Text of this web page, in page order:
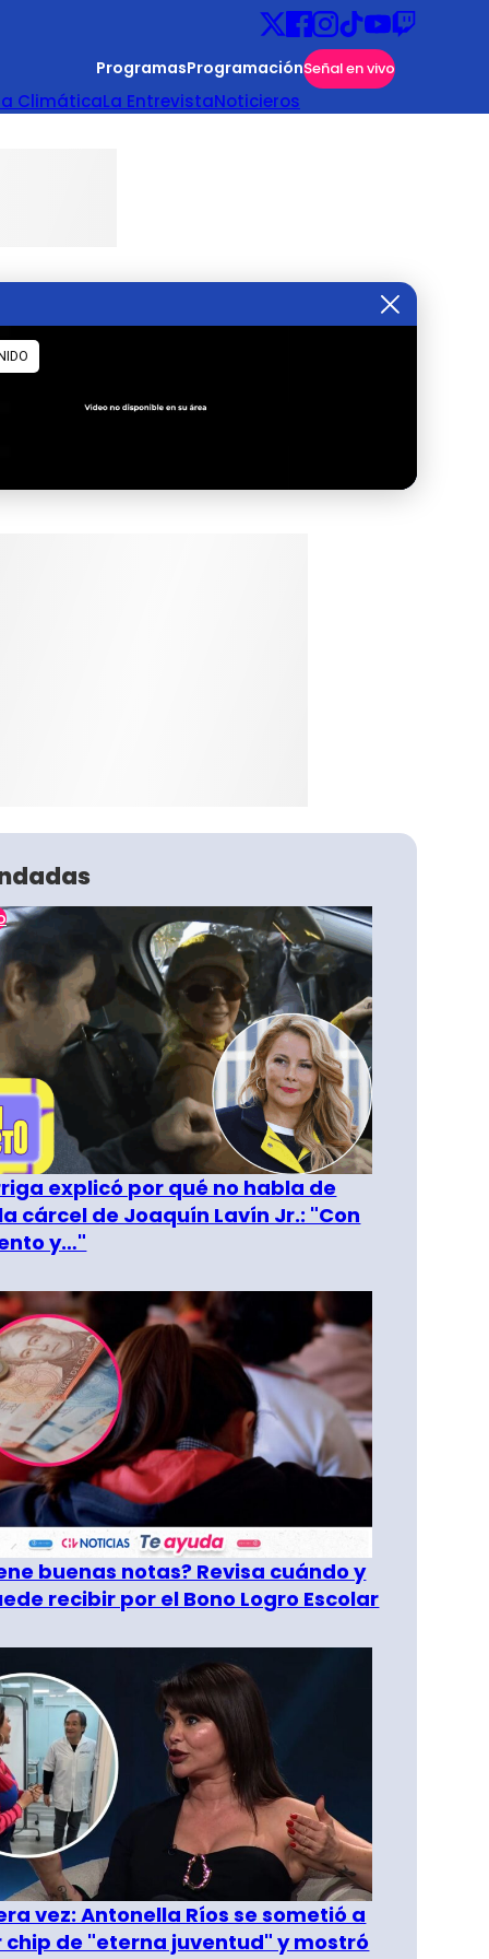
ProgramasProgramaciónSeñal en vivo
ClimáticaLa EntrevistaNoticieros
explicó por qué no habla de
cárcel de Joaquín Lavín Jr.: "Con
y…"
buenas notas? Revisa cuándo y
recibir por el Bono Logro Escolar
vez: Antonella Ríos se sometió a
de "eterna juventud" y mostró